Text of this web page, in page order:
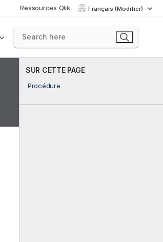
Ressources Qlik Français (Modifier)
SUR CETTE PAGE
Procédure